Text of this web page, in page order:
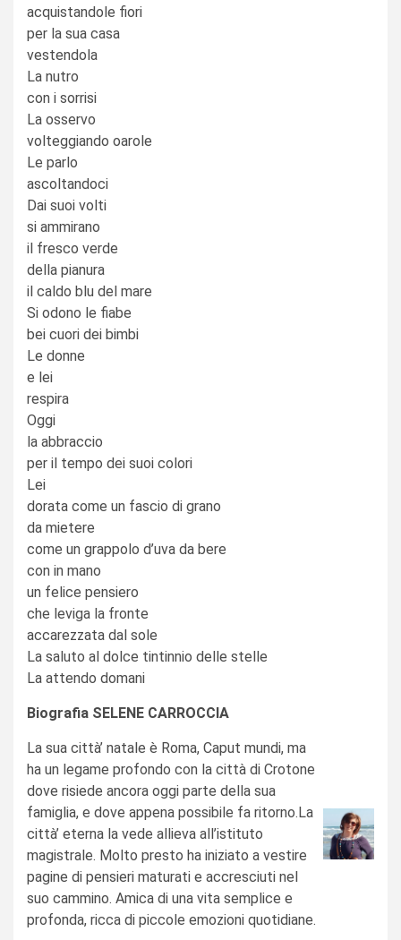
acquistandole fiori
per la sua casa
vestendola
La nutro
con i sorrisi
La osservo
volteggiando oarole
Le parlo
ascoltandoci
Dai suoi volti
si ammirano
il fresco verde
della pianura
il caldo blu del mare
Si odono le fiabe
bei cuori dei bimbi
Le donne
e lei
respira
Oggi
la abbraccio
per il tempo dei suoi colori
Lei
dorata come un fascio di grano
da mietere
come un grappolo d’uva da bere
con in mano
un felice pensiero
che leviga la fronte
accarezzata dal sole
La saluto al dolce tintinnio delle stelle
La attendo domani
Biografia SELENE CARROCCIA
La sua città’ natale è Roma, Caput mundi, ma
ha un legame profondo con la città di Crotone
dove risiede ancora oggi parte della sua
famiglia, e dove appena possibile fa ritorno.La
città’ eterna la vede allieva all’istituto
magistrale. Molto presto ha iniziato a vestire
pagine di pensieri maturati e accresciuti nel
suo cammino. Amica di una vita semplice e
profonda, ricca di piccole emozioni quotidiane.